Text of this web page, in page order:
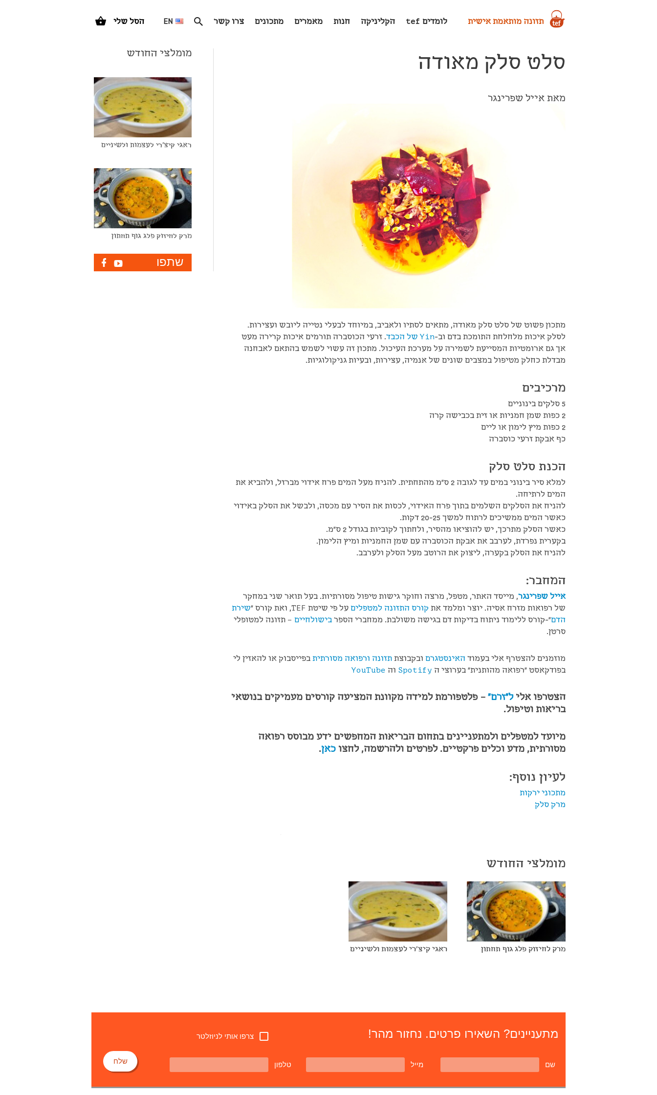
תזונה מותאמת אישית לומדים tef הקליניקה חנות מאמרים מתכונים צרו קשר EN הסל שלי
סלט סלק מאודה
מאת אייל שפרינגר
מתכון פשוט של סלט סלק מאודה, מתאים לסתיו ולאביב, במיוחד לבעלי נטייה ליובש ועצירות.
לסלק איכות מלחלחת התומכת בדם וב-Yin של הכבד
. זרעי הכוסברה תורמים איכות קרירה מעט
אך גם ארומטיות המסייעת לשמירה על מערכת העיכול. מתכון זה עשוי לשמש בהתאם לאבחנה
מבדלת כחלק מטיפול במצבים שונים של אנמיה, עצירות, ובעיות גניקולוגיות.
מרכיבים
5 סלקים בינוניים
2 כפות שמן חמניות או זית בכבישה קרה
2 כפות מיץ לימון או ליים
כף אבקת זרעי כוסברה
הכנת סלט סלק
למלא סיר בינוני במים עד לגובה 2 ס"מ מהתחתית. להניח מעל המים פרח אידוי מברזל, ולהביא את
המים לרתיחה.
להניח את הסלקים השלמים בתוך פרח האידוי, לכסות את הסיר עם מכסה, ולבשל את הסלק באידוי
כאשר המים ממשיכים לרתוח למשך 20-25 דקות.
כאשר הסלק מתרכך, יש להוציאו מהסיר, ולחתוך לקוביות בגודל 2 ס"מ.
בקערית נפרדת, לערבב את אבקת הכוסברה עם שמן החמניות ומיץ הלימון.
להניח את הסלק בקערה, ליצוק את הרוטב מעל הסלק ולערבב.
המחבר:
אייל שפרינגר, מייסד האתר, מטפל, מרצה וחוקר גישות טיפול מסורתיות. בעל תואר שני במחקר
של רפואות מזרח אסיה. יוצר ומלמד את קורס התזונה למטפלים על פי שיטת TEF, ואת קורס "
שירת
הדם"-קורס ללימוד ניתוח בדיקות דם בגישה משולבת. ממחברי הספר בישולחיים – תזונה למטופלי
סרטן.
מוזמנים להצטרף אלי בעמוד האינסטגרם ובקבוצת תזונה ורפואה מסורתית בפייסבוק או להאזין לי
בפודקאסט "רפואה מהותנית" בערוצי ה Spotify וה YouTube
הצטרפו אלי ל"זרם" – פלטפורמת למידה מקוונת המציעה קורסים מעמיקים בנושאי
בריאות וטיפול.
מיועד למטפלים ולמתעניינים בתחום הבריאות המחפשים ידע מבוסס רפואה
מסורתית, מדע וכלים פרקטיים. לפרטים ולהרשמה, לחצו כאן.
לעיון נוסף:
מתכוני ירקות
מרק סלק
מומלצי החודש
מרק לחיזוק פלג גוף תחתון ראגי קיצ'רי לעצמות ולשיניים
מומלצי החודש
ראגי קיצ'רי לעצמות ולשיניים
מרק לחיזוק פלג גוף תחתון
שתפו
מתעניינים? השאירו פרטים. נחזור מהר! צרפו אותי לניוזלטר
שם מייל טלפון שלח